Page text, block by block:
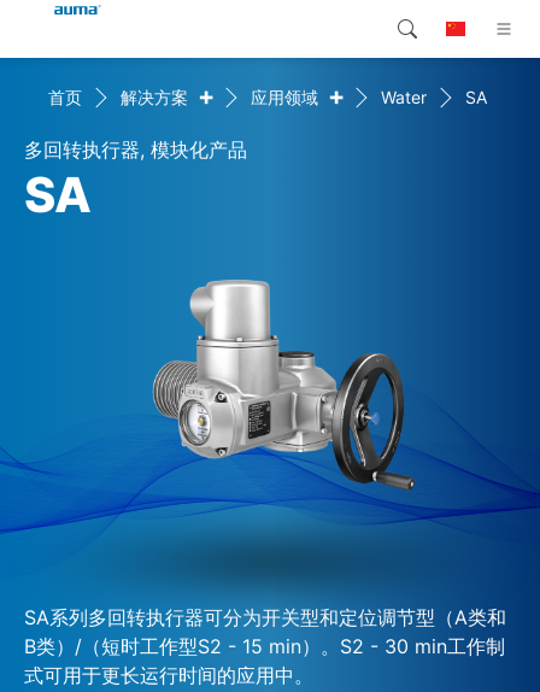
产品介绍
解决方案
Global
欧洲
搜索
首页 解决方案 + 应用领域 + Water SA
多回转执行器, 模块化产品
SA
SA系列多回转执行器可分为开关型和定位调节型（A类和
B类）/（短时工作型S2 - 15 min）。S2 - 30 min工作制
式可用于更长运行时间的应用中。